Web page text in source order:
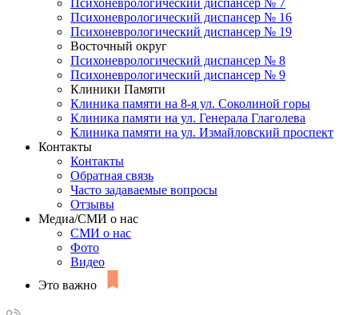
Психоневрологический диспансер № 7
Психоневрологический диспансер № 16
Психоневрологический диспансер № 19
Восточный округ
Психоневрологический диспансер № 8
Психоневрологический диспансер № 9
Клиники Памяти
Клиника памяти на 8-я ул. Соколиной горы
Клиника памяти на ул. Генерала Глаголева
Клиника памяти на ул. Измайловский проспект
Контакты
Контакты
Обратная связь
Часто задаваемые вопросы
Отзывы
Медиа/СМИ о нас
СМИ о нас
Фото
Видео
Это важно